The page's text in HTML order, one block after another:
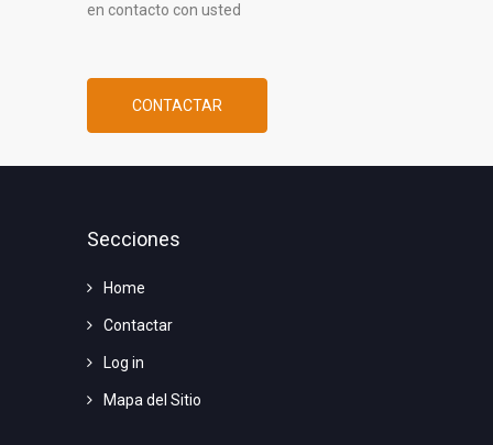
en contacto con usted
CONTACTAR
Secciones
Home
Contactar
Log in
Mapa del Sitio